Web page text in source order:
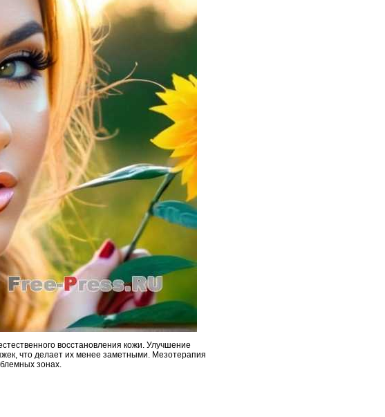
восстановления кожи. Улучшение
что делает их менее заметными. Мезотерапия
зонах.